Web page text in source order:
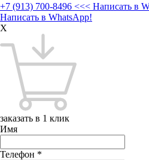
+7 (913) 700-8496 <<< Написать в
Написать в WhatsApp!
X
заказать в 1 клик
Имя
Телефон *